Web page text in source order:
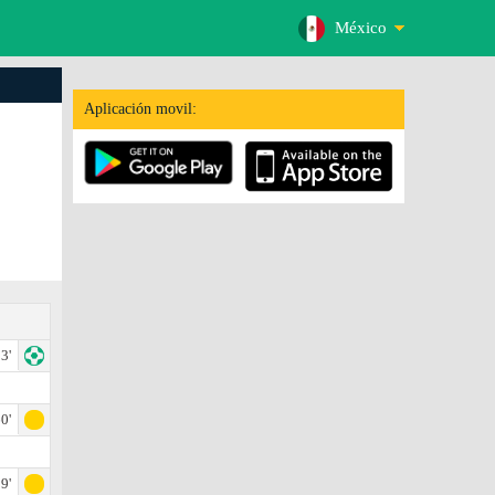
México
Aplicación movil:
3'